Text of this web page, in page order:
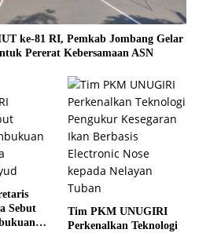
ke-81 RI, Pemkab Jombang Gelar
Pererat Kebersamaan ASN
Sebut
Tim PKM UNUGIRI
Perkenalkan Teknologi